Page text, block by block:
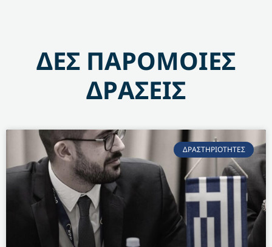
ΔΕΣ ΠΑΡΟΜΟΙΕΣ
ΔΡΑΣΕΙΣ
ΔΡΑΣΤΗΡΙΟΤΗΤΕΣ